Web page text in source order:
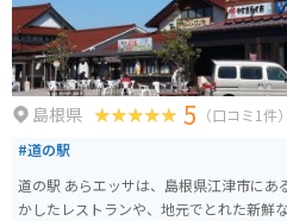
島根県 5 （口コミ1件）
#道の駅
道の駅 あらエッサは、島根県江津市にあ
かしたレストランや、地元でとれた新鮮